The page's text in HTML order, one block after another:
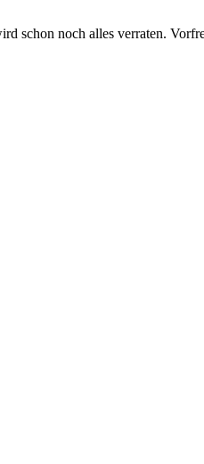
schon noch alles verraten.